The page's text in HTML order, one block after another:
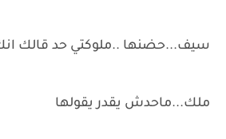
سيف...حضنها ..ملوكتي حد قالك
ملك...ماحدش يقدر يقولها